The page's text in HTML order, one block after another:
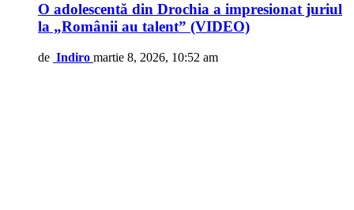
O adolescentă din Drochia a impresionat juriul
la „Românii au talent” (VIDEO)
de Indiro martie 8, 2026, 10:52 am